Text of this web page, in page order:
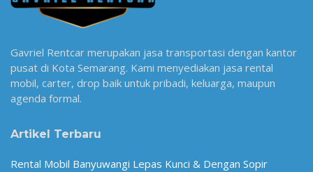
Gavriel Rentcar merupakan jasa transportasi dengan kantor
pusat di Kota Semarang. Kami menyediakan jasa rental
mobil, carter, drop baik untuk pribadi, keluarga, maupun
agenda formal.
Artikel Terbaru
Rental Mobil Banyuwangi Lepas Kunci & Dengan Sopir